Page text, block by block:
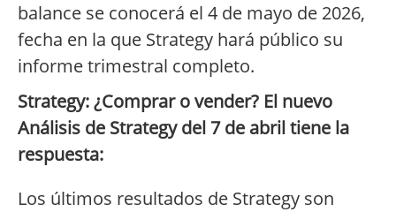
balance se conocerá el 4 de mayo de 2026,
fecha en la que Strategy hará público su
informe trimestral completo.
Strategy: ¿Comprar o vender? El nuevo
Análisis de Strategy del 7 de abril tiene la
respuesta:
Los últimos resultados de Strategy son